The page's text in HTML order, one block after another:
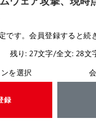
です。会員登録すると続
残り: 27文字/全文: 28文
を選択
録